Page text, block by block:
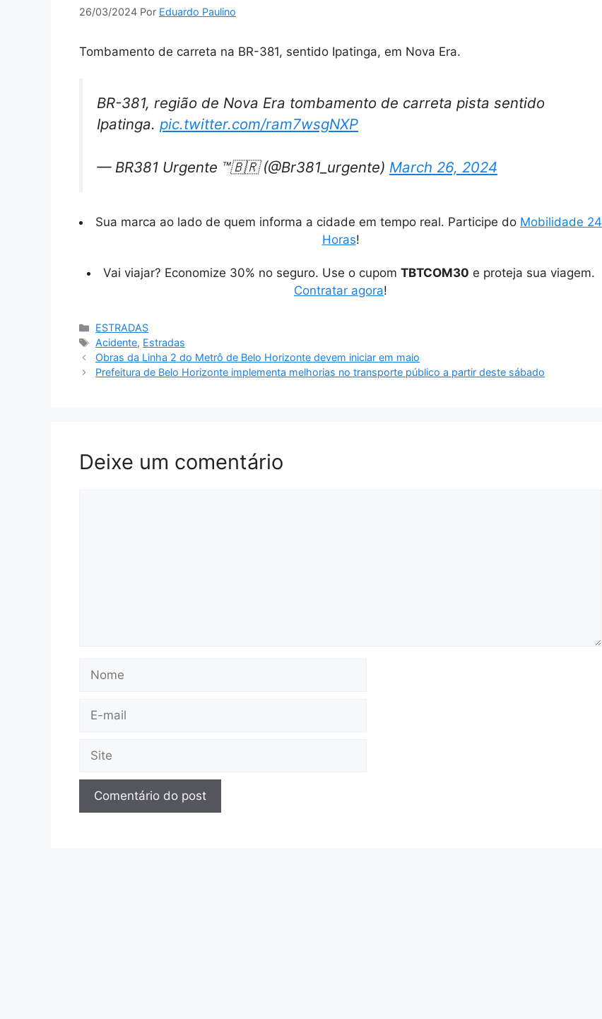
26/03/2024 Por Eduardo Paulino
Tombamento de carreta na BR-381, sentido Ipatinga, em Nova Era.
BR-381, região de Nova Era tombamento de carreta pista sentido
Ipatinga. pic.twitter.com/ram7wsgNXP
— BR381 Urgente ™️🇧🇷 (@Br381_urgente) March 26, 2024
Sua marca ao lado de quem informa a cidade em tempo real. Participe do Mobilidade 24
Horas!
Vai viajar? Economize 30% no seguro. Use o cupom TBTCOM30 e proteja sua viagem.
Contratar agora!
Categorias
ESTRADAS
Tags
Acidente, Estradas
Obras da Linha 2 do Metrô de Belo Horizonte devem iniciar em maio
Prefeitura de Belo Horizonte implementa melhorias no transporte público a partir deste sábado
Deixe um comentário
Nome
Site